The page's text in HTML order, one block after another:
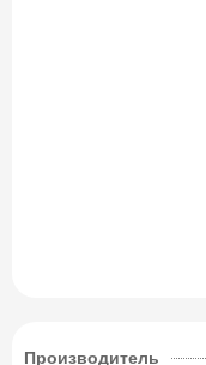
Производитель